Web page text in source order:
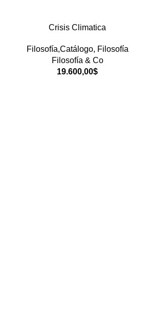
Crisis Climatica
Filosofía,Catálogo, Filosofía
Filosofía & Co
19.600,00$